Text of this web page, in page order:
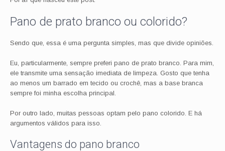
Pano de prato branco ou colorido?
Sendo que, essa é uma pergunta simples, mas que divide opiniões.
Eu, particularmente, sempre preferi pano de prato branco. Para mim,
ele transmite uma sensação imediata de limpeza. Gosto que tenha
ao menos um barrado em tecido ou crochê, mas a base branca
sempre foi minha escolha principal.
Por outro lado, muitas pessoas optam pelo pano colorido. E há
argumentos válidos para isso.
Vantagens do pano branco